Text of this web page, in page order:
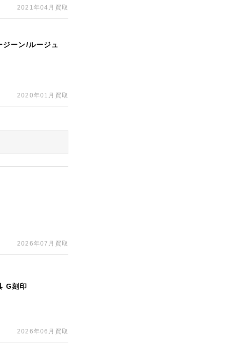
2021年04月買取
ーン/ルージュ
2020年01月買取
2026年07月買取
G刻印
2026年06月買取